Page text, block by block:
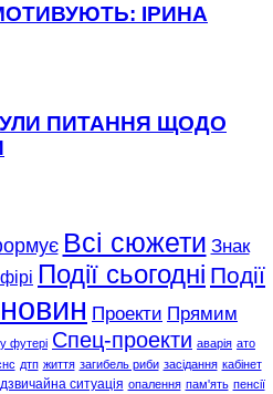
ІРИНА
ПИТАННЯ ЩОДО
Всі сюжети Знак
Події сьогодні Події
Проекти Прямим
футері Спец-проекти аварія ато
дтп життя загибель риби засідання кабінет
ситуація опалення пам'ять пенсії